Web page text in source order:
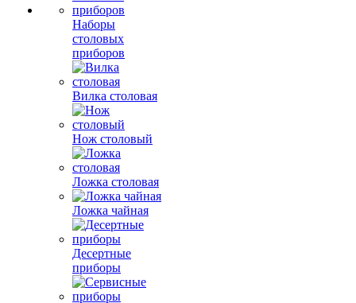
Наборы
столовых
приборов
Вилка столовая
Нож столовый
Ложка столовая
Ложка чайная
Десертные
приборы